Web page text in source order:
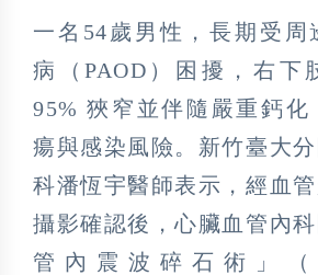
一名54歲男性，長期受周
病（PAOD）困擾，右下
95% 狹窄並伴隨嚴重鈣化
瘍與感染風險。新竹臺大
科潘恆宇醫師表示，經血
攝影確認後，心臟血管內
管內震波碎石術」（